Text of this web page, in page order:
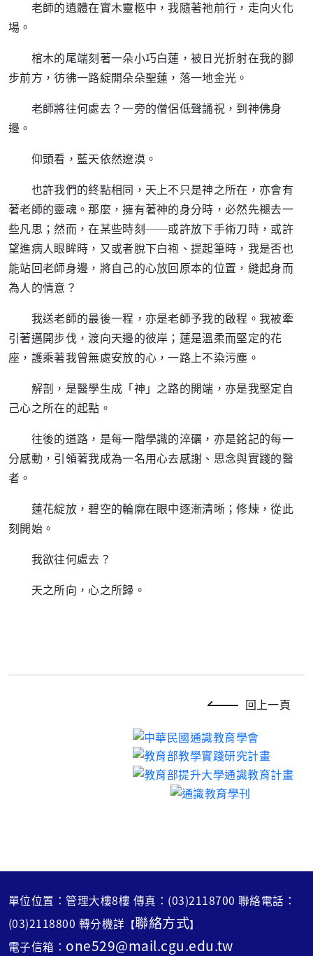
老師的遺體在實木靈柩中，我隨著祂前行，走向火化
場。
棺木的尾端刻著一朵小巧白蓮，被日光折射在我的腳
步前方，彷彿一路綻開朵朵聖蓮，落一地金光。
老師將往何處去？一旁的僧侶低聲誦祝，到神佛身
邊。
仰頭看，藍天依然遼漠。
也許我們的終點相同，天上不只是神之所在，亦會有
著老師的靈魂。那麼，擁有著神的身分時，必然先褪去一
些凡思；然而，在某些時刻──或許放下手術刀時，或許
望進病人眼眸時，又或者脫下白袍、提起筆時，我是否也
能站回老師身邊，將自己的心放回原本的位置，縫起身而
為人的情意？
我送老師的最後一程，亦是老師予我的啟程。我被牽
引著邁開步伐，渡向天邊的彼岸；蓮是溫柔而堅定的花
座，護乘著我曾無處安放的心，一路上不染污塵。
解剖，是醫學生成「神」之路的開端，亦是我堅定自
己心之所在的起點。
往後的道路，是每一階學識的淬礪，亦是銘記的每一
分感動，引領著我成為一名用心去感謝、思念與實踐的醫
者。
蓮花綻放，碧空的輪廓在眼中逐漸清晰；修煉，從此
刻開始。
我欲往何處去？
天之所向，心之所歸。
回上一頁
單位位置：管理大樓8樓 傳真：(03)2118700 聯絡電話：
(03)2118800 轉分機詳 【聯絡方式】
電子信箱： one529@mail.cgu.edu.tw